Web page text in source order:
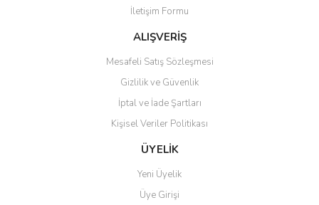
Gönder
İletişim Formu
ALIŞVERİŞ
Mesafeli Satış Sözleşmesi
Gizlilik ve Güvenlik
İptal ve İade Şartları
Kişisel Veriler Politikası
ÜYELİK
Yeni Üyelik
Üye Girişi